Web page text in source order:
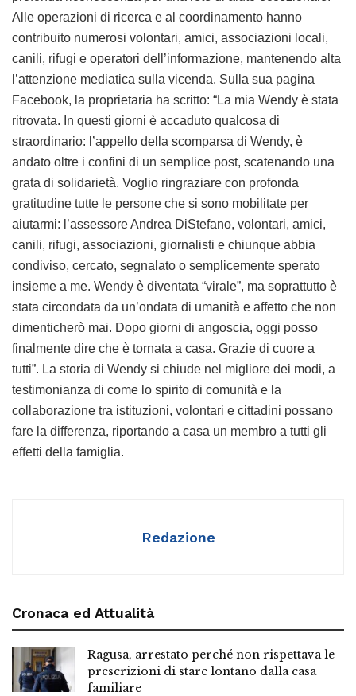
Alle operazioni di ricerca e al coordinamento hanno
contribuito numerosi volontari, amici, associazioni locali,
canili, rifugi e operatori dell’informazione, mantenendo alta
l’attenzione mediatica sulla vicenda. Sulla sua pagina
Facebook, la proprietaria ha scritto: “La mia Wendy è stata
ritrovata. In questi giorni è accaduto qualcosa di
straordinario: l’appello della scomparsa di Wendy, è
andato oltre i confini di un semplice post, scatenando una
grata di solidarietà. Voglio ringraziare con profonda
gratitudine tutte le persone che si sono mobilitate per
aiutarmi: l’assessore Andrea DiStefano, volontari, amici,
canili, rifugi, associazioni, giornalisti e chiunque abbia
condiviso, cercato, segnalato o semplicemente sperato
insieme a me. Wendy è diventata “virale”, ma soprattutto è
stata circondata da un’ondata di umanità e affetto che non
dimenticherò mai. Dopo giorni di angoscia, oggi posso
finalmente dire che è tornata a casa. Grazie di cuore a
tutti”. La storia di Wendy si chiude nel migliore dei modi, a
testimonianza di come lo spirito di comunità e la
collaborazione tra istituzioni, volontari e cittadini possano
fare la differenza, riportando a casa un membro a tutti gli
effetti della famiglia.
Redazione
Cronaca ed Attualità
Ragusa, arrestato perché non rispettava le
prescrizioni di stare lontano dalla casa
familiare